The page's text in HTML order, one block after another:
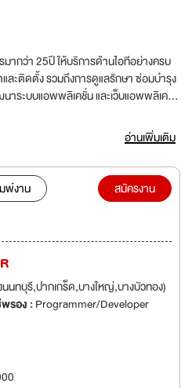
ากว่า 25ปี ให้บริการด้านไอทีอย่างครบ
ละติดตั้ง รวมถึงการดูแลรักษา ซ่อมบำรุง
ระบบแอพพลิเคชั่น และเว็บแอพพลิเคชั่น
อ่านเพิ่มเติม
พ์งาน
สมัครงาน
นทบุรี,ปากเกร็ด,บางใหญ่,บางบัวทอง)
รอง : Programmer/Developer